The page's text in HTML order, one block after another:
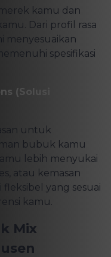
kamu dan
Dari profil rasa
menyesuaikan
spesifikasi
(Solusi
untuk
bubuk kamu
lebih menyukai
atau kemasan
yang sesuai
kamu.
Mix